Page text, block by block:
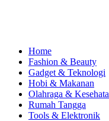
Home
Fashion & Beauty
Gadget & Teknologi
Hobi & Makanan
Olahraga &
Rumah Tangga
Tools & Elektronik